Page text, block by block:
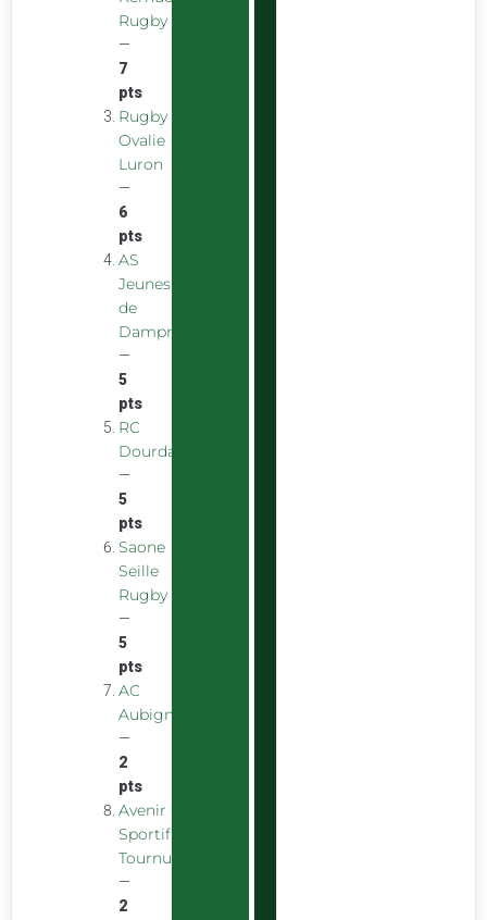
Rugby
—
7
pts
Rugby
Ovalie
Luron
—
6
pts
AS
Jeunes
de
Dampniat
—
5
pts
RC
Dourdan
—
5
pts
Saone
Seille
Rugby
—
5
pts
AC
Aubigny
—
2
pts
Avenir
Sportif
Tournus
—
2